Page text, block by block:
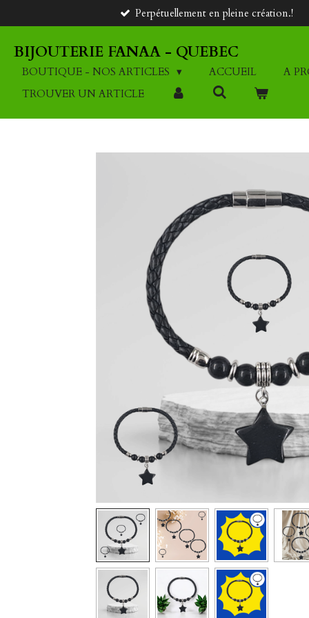
au
contenu
principal
Perpétuellement en pleine création.!
BIJOUTERIE FANAA - QUEBEC
BOUTIQUE - NOS ARTICLES ACCUEIL
A
TROUVER UN ARTICLE